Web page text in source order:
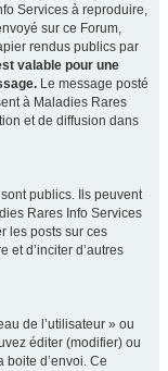
Services à reproduire,
sur ce Forum,
rendus publics par
valable pour une
Le message posté
à Maladies Rares
et de diffusion dans
publics. Ils peuvent
Rares Info Services
les posts sur ces
et d’inciter d’autres
de l’utilisateur » ou
éditer (modifier) ou
boite d’envoi. Ce